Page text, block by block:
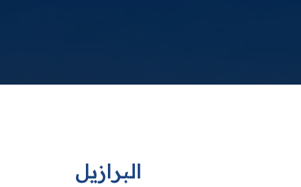
البرازيل